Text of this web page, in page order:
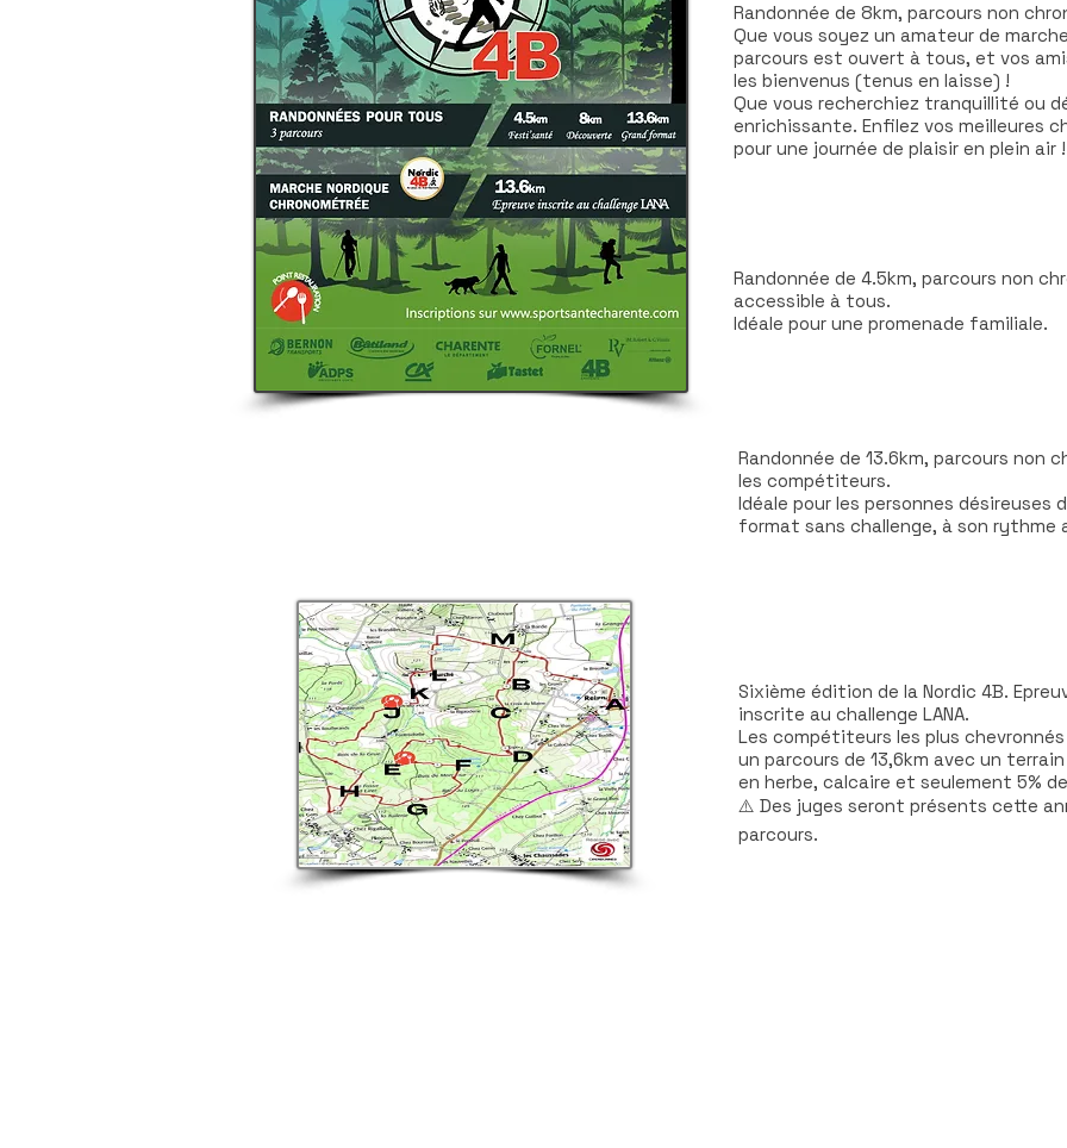
Randonnée de 8km, parcours non
Que vous soyez un amateur de
parcours est ouvert à tous, et vos
les bienvenus (tenus en laisse) !
Que vous recherchiez tranquillité ou
enrichissante. Enfilez vos meilleures
pour une journée de plaisir en plein air !
Randonnée de 4.5km, parcours non
accessible à tous.
Idéale pour une promenade familiale.
Randonnée de 13.6km, parcours non
les compétiteurs.
Idéale pour les personnes désireuses
format sans challenge, à son rythme
13.6KM
Sixième édition de la Nordic 4B.
inscrite au challenge LANA.
Les compétiteurs les plus
un parcours de 13,6km avec un
en herbe, calcaire et seulement 5%
⚠️ Des juges seront présents cette
parcours.